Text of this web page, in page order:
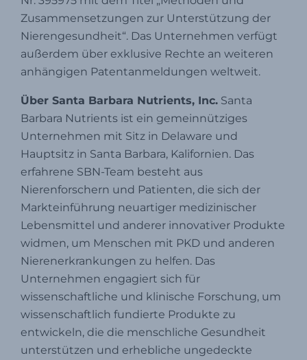
Zusammensetzungen zur Unterstützung der
Nierengesundheit“. Das Unternehmen verfügt
außerdem über exklusive Rechte an weiteren
anhängigen Patentanmeldungen weltweit.
Über Santa Barbara Nutrients, Inc. Santa
Barbara Nutrients ist ein gemeinnütziges
Unternehmen mit Sitz in Delaware und
Hauptsitz in Santa Barbara, Kalifornien. Das
erfahrene SBN-Team besteht aus
Nierenforschern und Patienten, die sich der
Markteinführung neuartiger medizinischer
Lebensmittel und anderer innovativer Produkte
widmen, um Menschen mit PKD und anderen
Nierenerkrankungen zu helfen. Das
Unternehmen engagiert sich für
wissenschaftliche und klinische Forschung, um
wissenschaftlich fundierte Produkte zu
entwickeln, die die menschliche Gesundheit
unterstützen und erhebliche ungedeckte